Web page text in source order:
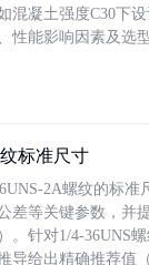
混凝土强度C30下设
性能影响因素及选
标准尺寸
2A螺纹的标准
差等关键参数，并
。针对1/4-36UNS
导给出精确推荐值